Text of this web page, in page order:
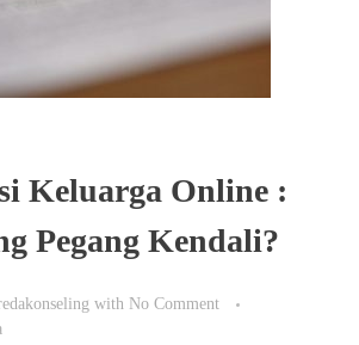
Keluarga Online :
Pegang Kendali?
with No Comment